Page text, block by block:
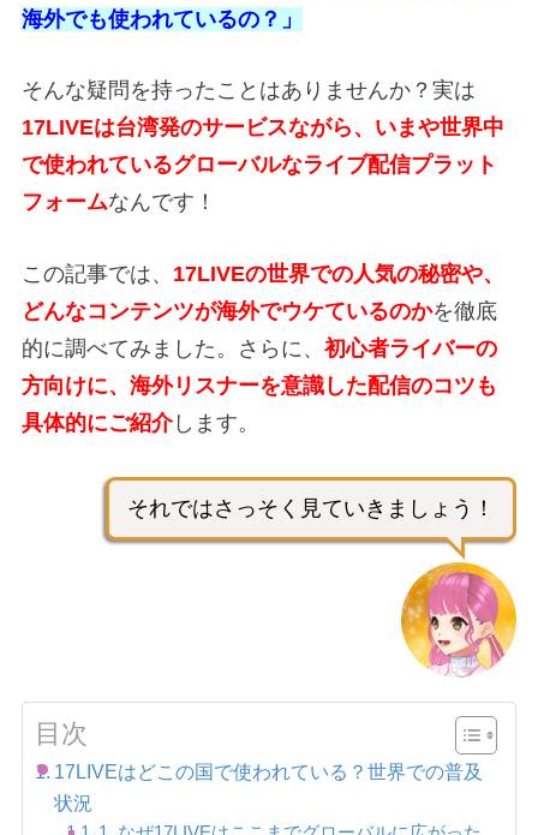
海外でも使われているの？」
そんな疑問を持ったことはありませんか？実は
17LIVEは台湾発のサービスながら、いまや世界中
で使われているグローバルなライブ配信プラット
フォームなんです！
この記事では、 17LIVEの世界での人気の秘密や、
どんなコンテンツが海外でウケているのかを徹底
的に調べてみました。さらに、 初心者ライバーの
方向けに、海外リスナーを意識した配信のコツも
具体的にご紹介します。
それではさっそく見ていきましょう！
目次
17LIVEはどこの国で使われている？世界での普及
状況